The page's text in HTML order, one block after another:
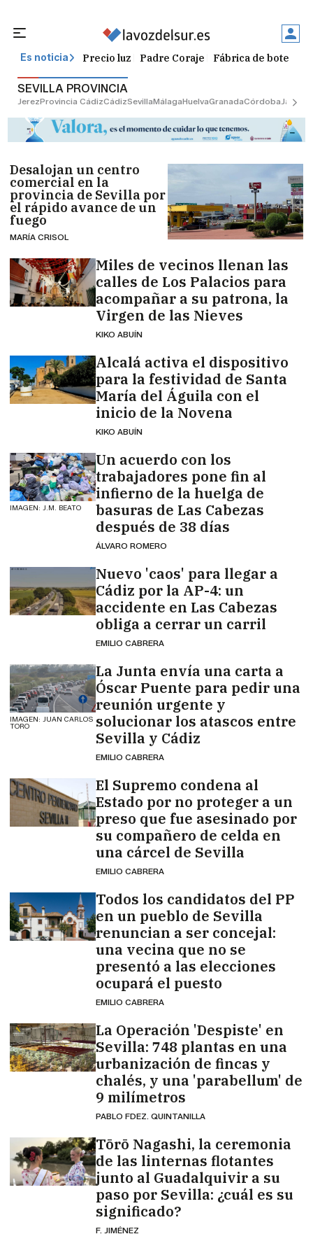
Es noticia Precio luz Padre Coraje Fábrica de botellas
SEVILLA PROVINCIA
JerezProvincia CádizCádizSevillaMálagaHuelvaGranadaCórdobaJaén
Desalojan un centro
comercial en la
provincia de Sevilla por
el rápido avance de un
fuego
MARÍA CRISOL
Miles de vecinos llenan las
calles de Los Palacios para
acompañar a su patrona, la
Virgen de las Nieves
KIKO ABUÍN
Alcalá activa el dispositivo
para la festividad de Santa
María del Águila con el
inicio de la Novena
KIKO ABUÍN
IMAGEN: J.M. BEATO
Un acuerdo con los
trabajadores pone fin al
infierno de la huelga de
basuras de Las Cabezas
después de 38 días
ÁLVARO ROMERO
Nuevo 'caos' para llegar a
Cádiz por la AP-4: un
accidente en Las Cabezas
obliga a cerrar un carril
EMILIO CABRERA
IMAGEN: JUAN CARLOS
TORO
La Junta envía una carta a
Óscar Puente para pedir una
reunión urgente y
solucionar los atascos entre
Sevilla y Cádiz
EMILIO CABRERA
El Supremo condena al
Estado por no proteger a un
preso que fue asesinado por
su compañero de celda en
una cárcel de Sevilla
EMILIO CABRERA
Todos los candidatos del PP
en un pueblo de Sevilla
renuncian a ser concejal:
una vecina que no se
presentó a las elecciones
ocupará el puesto
EMILIO CABRERA
La Operación 'Despiste' en
Sevilla: 748 plantas en una
urbanización de fincas y
chalés, y una 'parabellum' de
9 milímetros
PABLO FDEZ. QUINTANILLA
Tōrō Nagashi, la ceremonia
de las linternas flotantes
junto al Guadalquivir a su
paso por Sevilla: ¿cuál es su
significado?
F. JIMÉNEZ